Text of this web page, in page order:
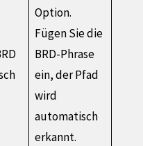
Option.
Fügen Sie die
BRD-Phrase
ein, der Pfad
wird
automatisch
erkannt.